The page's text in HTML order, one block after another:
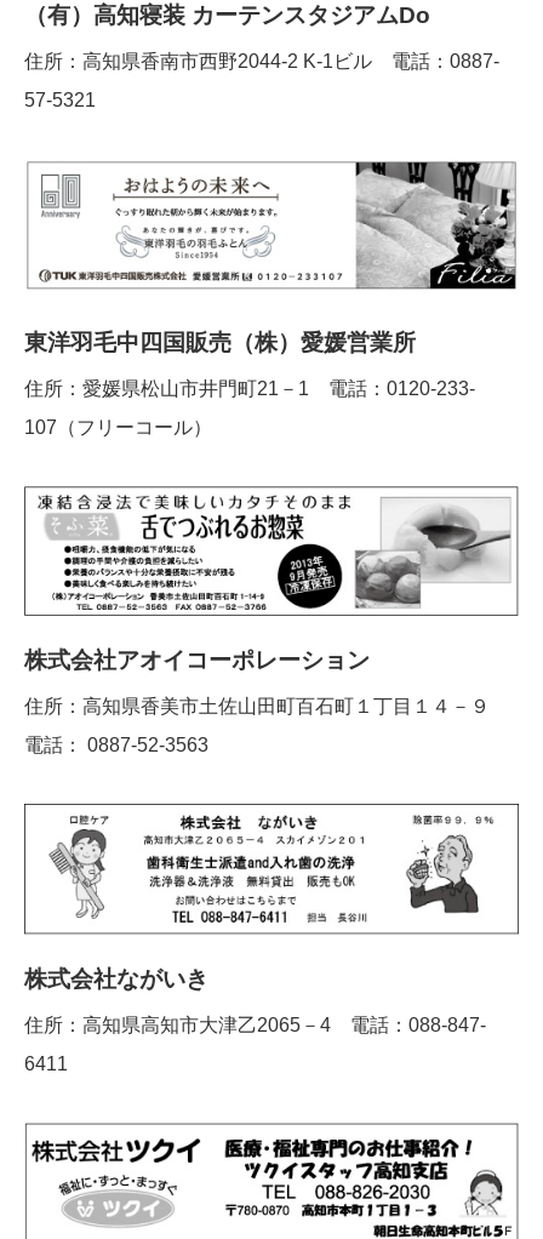
（有）高知寝装 カーテンスタジアムDo
住所：高知県香南市西野2044‐2 K‐1ビル 電話：0887-
57-5321
東洋羽毛中四国販売（株）愛媛営業所
住所：愛媛県松山市井門町21－1 電話：0120-233-
107（フリーコール）
株式会社アオイコーポレーション
住所：高知県香美市土佐山田町百石町１丁目１４－９
電話： 0887-52-3563
株式会社ながいき
住所：高知県高知市大津乙2065－4 電話：088-847-
6411